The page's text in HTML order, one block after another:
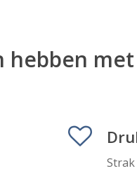
hebben